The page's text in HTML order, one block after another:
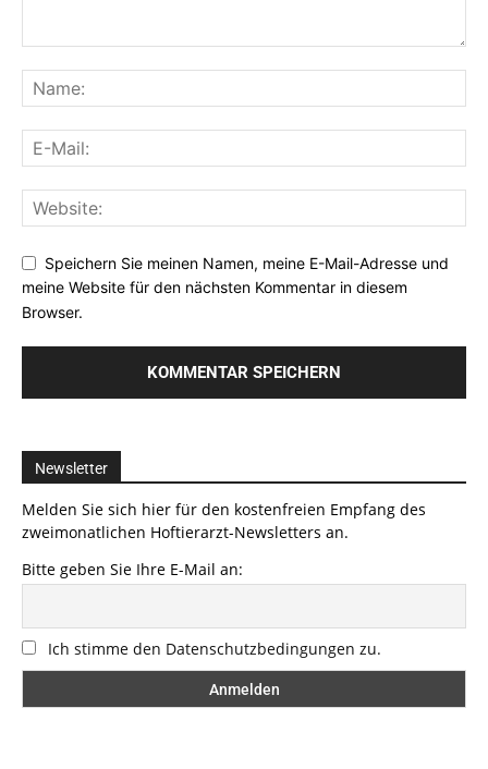
Speichern Sie meinen Namen, meine E-Mail-Adresse und
meine Website für den nächsten Kommentar in diesem
Browser.
Newsletter
Melden Sie sich hier für den kostenfreien Empfang des
zweimonatlichen Hoftierarzt-Newsletters an.
Bitte geben Sie Ihre E-Mail an:
Ich stimme den Datenschutzbedingungen zu.